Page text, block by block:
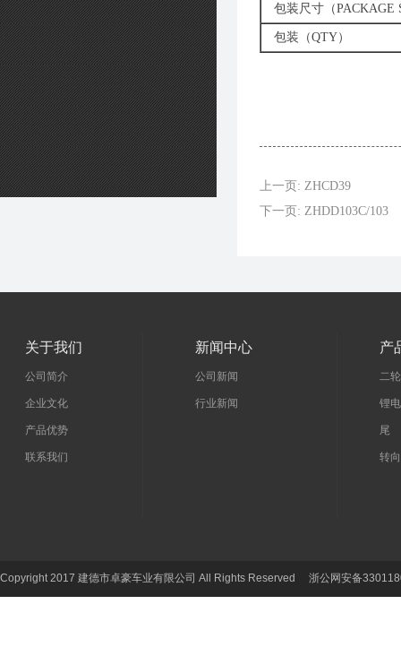
包装尺寸（PACKAGE
包装（QTY）
上一页: ZHCD39
下一页: ZHDD103C/103
关于我们
公司简介
企业文化
产品优势
联系我们
新闻中心
公司新闻
行业新闻
产
二
锂
尾
转
Copyright 2017 建德市卓豪车业有限公司 All Rights Reserved 浙公网安备